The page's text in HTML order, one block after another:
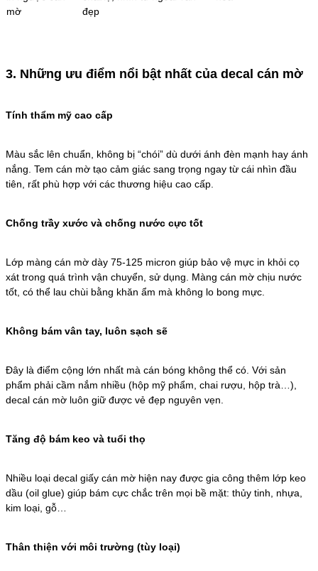
mờ
đẹp
3. Những ưu điểm nổi bật nhất của decal cán mờ
Tính thẩm mỹ cao cấp
Màu sắc lên chuẩn, không bị “chói” dù dưới ánh đèn mạnh hay ánh
nắng. Tem cán mờ tạo cảm giác sang trọng ngay từ cái nhìn đầu
tiên, rất phù hợp với các thương hiệu cao cấp.
Chống trầy xước và chống nước cực tốt
Lớp màng cán mờ dày 75-125 micron giúp bảo vệ mực in khỏi cọ
xát trong quá trình vận chuyển, sử dụng. Màng cán mờ chịu nước
tốt, có thể lau chùi bằng khăn ẩm mà không lo bong mực.
Không bám vân tay, luôn sạch sẽ
Đây là điểm cộng lớn nhất mà cán bóng không thể có. Với sản
phẩm phải cầm nắm nhiều (hộp mỹ phẩm, chai rượu, hộp trà…),
decal cán mờ luôn giữ được vẻ đẹp nguyên vẹn.
Tăng độ bám keo và tuổi thọ
Nhiều loại decal giấy cán mờ hiện nay được gia công thêm lớp keo
dầu (oil glue) giúp bám cực chắc trên mọi bề mặt: thủy tinh, nhựa,
kim loại, gỗ…
Thân thiện với môi trường (tùy loại)